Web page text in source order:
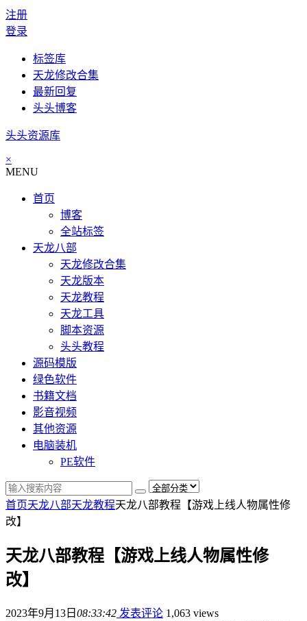
注册
登录
标签库
天龙修改合集
最新回复
头头博客
头头资源库
×
MENU
首页
博客
全站标签
天龙八部
天龙修改合集
天龙版本
天龙教程
天龙工具
脚本资源
头头教程
源码模版
绿色软件
书籍文档
影音视频
其他资源
电脑装机
PE软件
首页天龙八部天龙教程天龙八部教程【游戏上线人物属性修
改】
天龙八部教程【游戏上线人物属性修
改】
2023年9月13日 08:33:42 发表评论 1,063 views